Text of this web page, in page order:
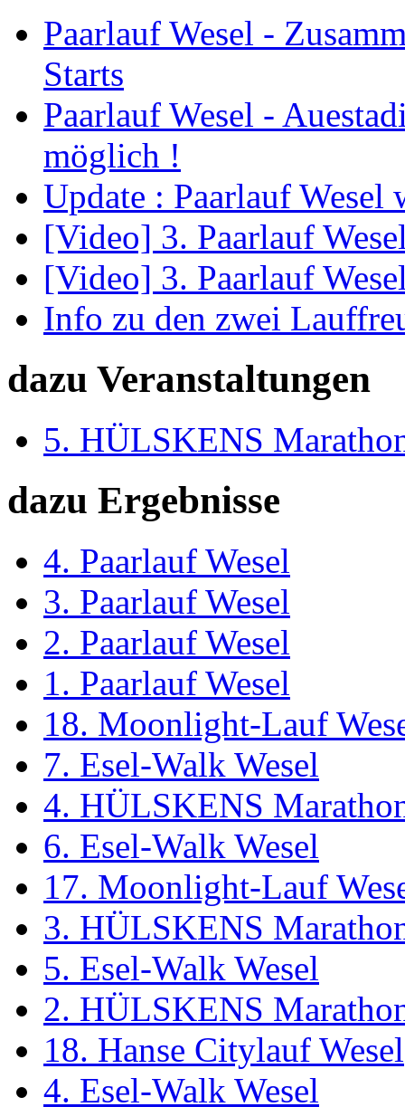
Paarlauf Wesel -
Starts
Paarlauf Wesel -
möglich !
Update : Paarlauf
[Video] 3. Paarlauf
[Video] 3. Paarlauf
Info zu den zwei
dazu Veranstaltungen
5. HÜLSKENS
dazu Ergebnisse
4. Paarlauf Wesel
3. Paarlauf Wesel
2. Paarlauf Wesel
1. Paarlauf Wesel
18. Moonlight-Lauf
7. Esel-Walk Wesel
4. HÜLSKENS
6. Esel-Walk Wesel
17. Moonlight-Lauf
3. HÜLSKENS
5. Esel-Walk Wesel
2. HÜLSKENS
18. Hanse Citylauf Wesel
4. Esel-Walk Wesel